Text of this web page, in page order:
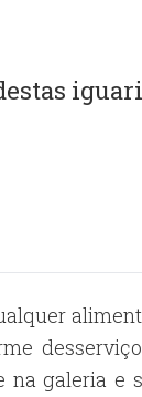
galeria e